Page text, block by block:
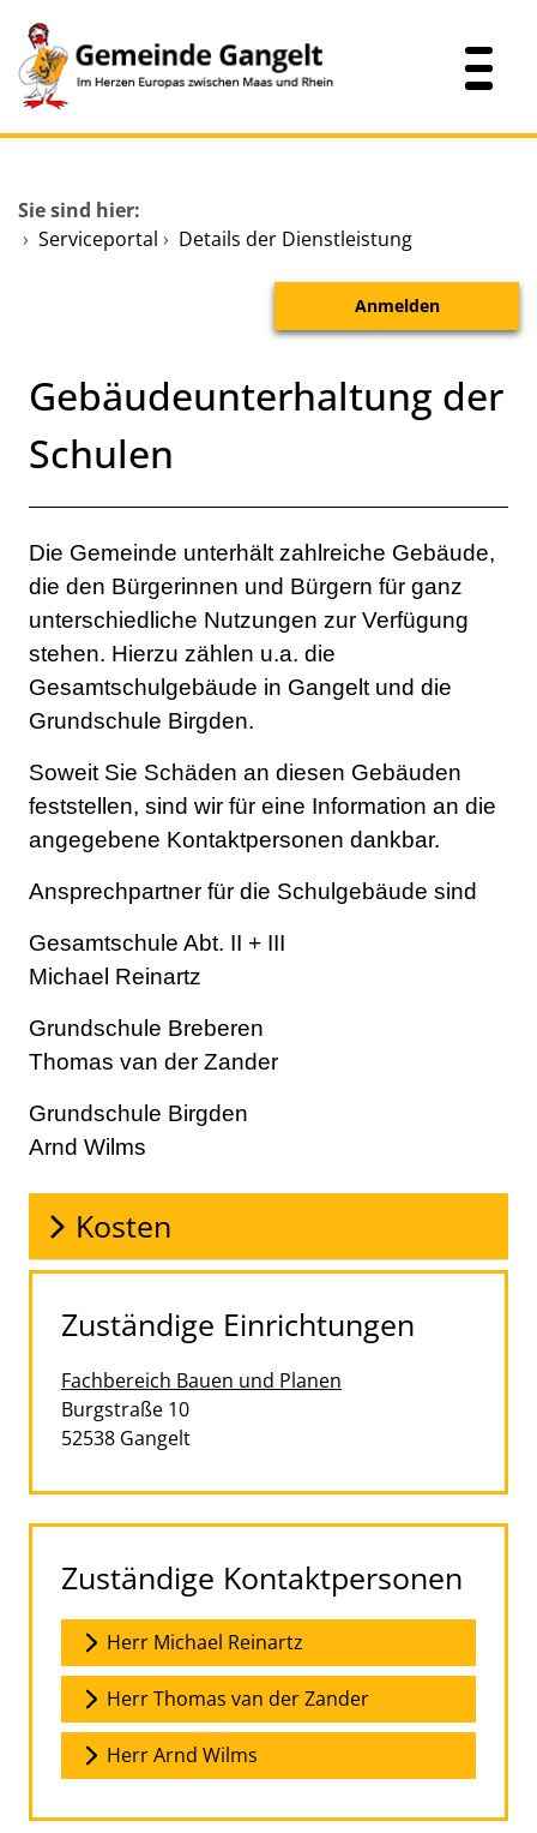
Zum Hauptinhalt springen
Dienstleistungen A-Z
Verwaltungsübersicht
Sie sind hier:
› Serviceportal › Details der Dienstleistung
Anmelden
Gebäudeunterhaltung der
Schulen
Beschreibung
Die Gemeinde unterhält zahlreiche Gebäude,
die den Bürgerinnen und Bürgern für ganz
unterschiedliche Nutzungen zur Verfügung
stehen. Hierzu zählen u.a. die
Gesamtschulgebäude in Gangelt und die
Grundschule Birgden.
Soweit Sie Schäden an diesen Gebäuden
feststellen, sind wir für eine Information an die
angegebene Kontaktpersonen dankbar.
Ansprechpartner für die Schulgebäude sind
Gesamtschule Abt. II + III
Michael Reinartz
Grundschule Breberen
Thomas van der Zander
Grundschule Birgden
Arnd Wilms
Kosten
Zuständige Einrichtungen
Fachbereich Bauen und Planen
Straße:
Burgstraße Hausnummer:
10
PLZ:
52538 Ort:
Gangelt
Zuständige Kontaktpersonen
Herr Michael Reinartz
Herr Thomas van der Zander
Herr Arnd Wilms